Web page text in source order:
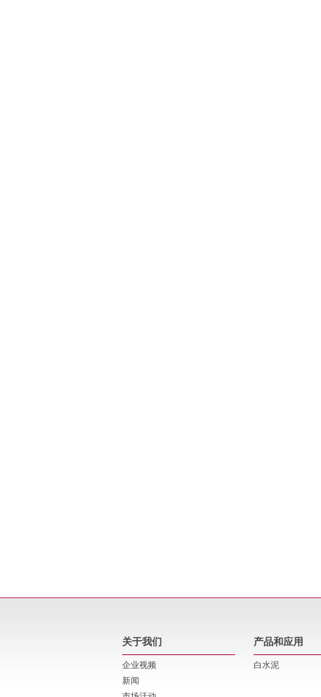
关于我们
企业视频
新闻
产品和应用
白水泥